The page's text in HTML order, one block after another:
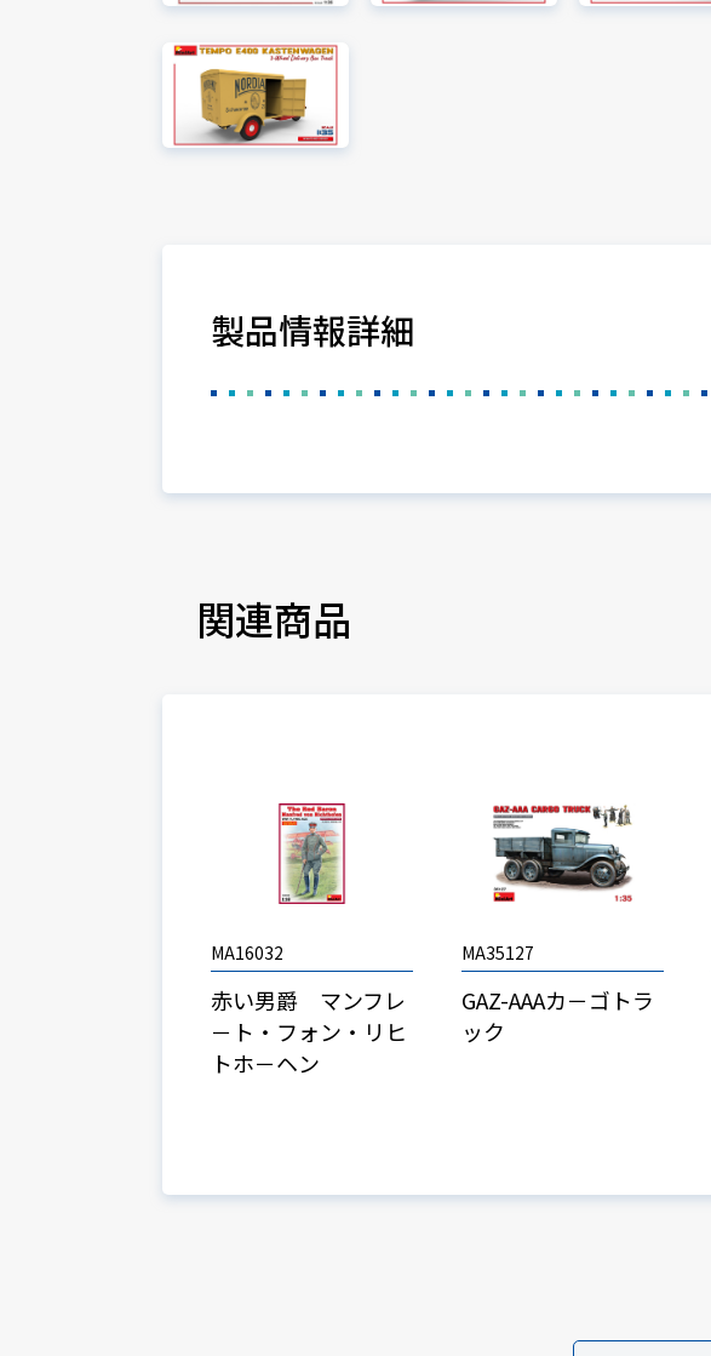
製品情報詳細
関連商品
MA16032
赤い男爵 マンフレ
－ト・フォン・リヒ
トホ－ヘン
MA35127
GAZ-AAAカ－ゴトラ
ック